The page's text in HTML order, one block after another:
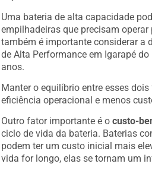
Uma bateria de alta capacidade
empilhadeiras que precisam
também é importante considerar a
de Alta Performance em Igarapé
anos.
Manter o equilíbrio entre esses
eficiência operacional e menos
Outro fator importante é ocusto-
ciclo de vida da bateria. Baterias
podem ter um custo inicial mais
vida for longo, elas se tornam um